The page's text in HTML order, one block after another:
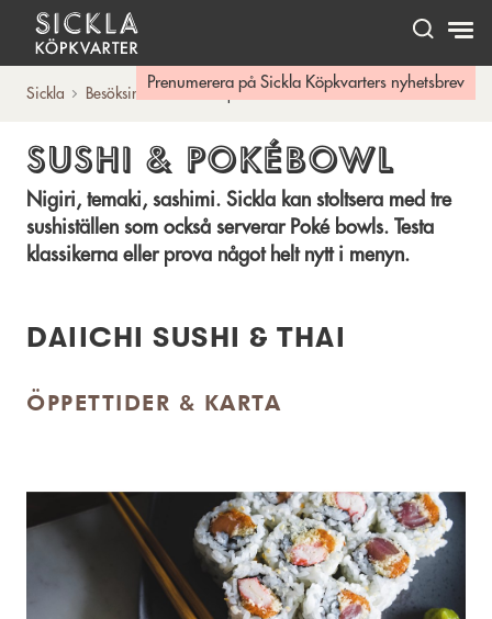
Hem
Prenumerera på Sickla Köpkvarters nyhetsbrev
Sickla Besöksinfo Sushi & pokébowl
SUSHI & POKÉBOWL
Nigiri, temaki, sashimi. Sickla kan stoltsera med tre
sushiställen som också serverar Poké bowls. Testa
klassikerna eller prova något helt nytt i menyn.
DAIICHI SUSHI & THAI
ÖPPETTIDER & KARTA